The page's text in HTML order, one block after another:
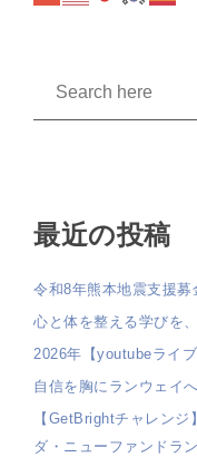
最近の投稿
令和8年熊本地震支援
心と体を整える学びを
2026年【youtubeライ
自信を胸にランウェイ
【GetBrightチャレン
ダ・ニューファンドラ